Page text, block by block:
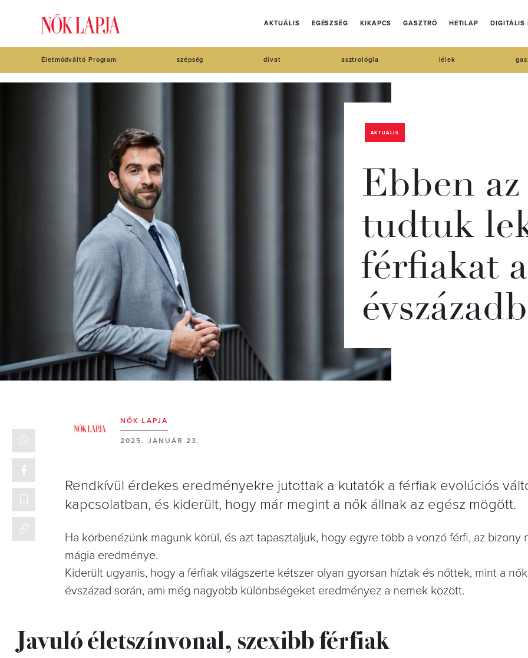
AKTUÁLIS EGÉSZSÉG KIKAPCS GASZTRÓ HETILAP DIGITÁLIS
Életmódváltó Program szépség divat asztrológia lélek
AKTUÁLIS
Ebben
tudtuk
férfiakat
NŐK LAPJA
2025. JANUÁR 23.
Rendkívül érdekes eredményekre jutottak a kutatók a férfiak evolúciós
kapcsolatban, és kiderült, hogy már megint a nők állnak az egész mögött.
Ha körbenézünk magunk körül, és azt tapasztaljuk, hogy egyre több a vonzó férfi, az bizony
mágia eredménye.
Kiderült ugyanis, hogy a férfiak világszerte kétszer olyan gyorsan híztak és nőttek, mint a
évszázad során, ami még nagyobb különbségeket eredményez a nemek között.
Javuló életszínvonal, szexibb férfiak